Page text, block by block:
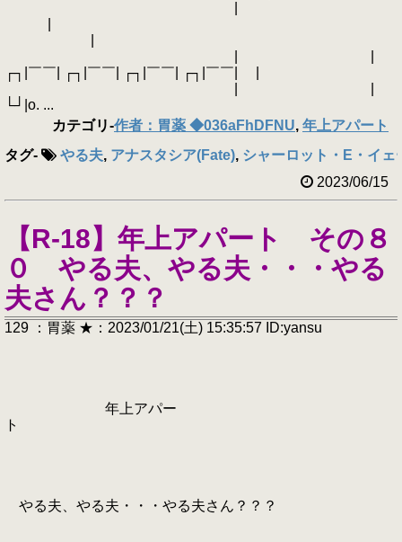
┌┐|￣￣| ┌┐|￣￣| ┌┐|￣￣| ┌┐|￣￣| |
└┘|o. ...
カテゴリ-作者：胃薬 ◆036aFhDFNU, 年上アパート
タグ- やる夫, アナスタシア(Fate), シャーロット・E・イェ
2023/06/15
【R-18】年上アパート その８
０ やる夫、やる夫・・・やる
夫さん？？？
129 ：胃薬 ★：2023/01/21(土) 15:35:57 ID:yansu
年上アパー
ト
やる夫、やる夫・・・やる夫さん？？？